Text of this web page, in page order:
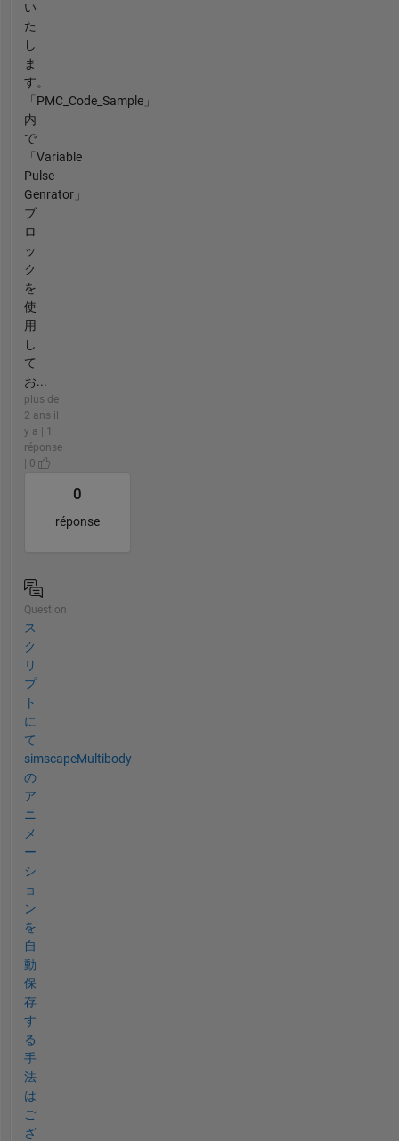
い
た
し
ま
す。
「PMC_Code_Sample」
内
で
「Variable
Pulse
Genrator」
ブ
ロ
ッ
ク
を
使
用
し
て
お...
plus de
2 ans il
y a | 1
réponse
| 0
0
réponse
Question
ス
ク
リ
プ
ト
に
て
simscapeMultibody
の
ア
ニ
メ
ー
シ
ョ
ン
を
自
動
保
存
す
る
手
法
は
ご
ざ